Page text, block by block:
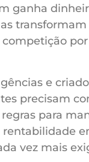
ganha
e
precisam
regras para
rentabilidade
vez mais